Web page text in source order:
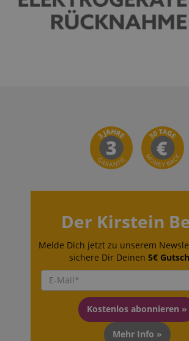
Der Kirstein
Melde Dich jetzt zu unserem
sichere Dir Deinen 5€
Kostenlos abonnieren »
Mehr Info »